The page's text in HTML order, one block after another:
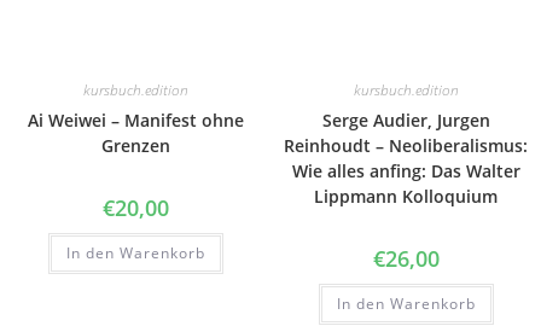
kursbuch.edition
Ai Weiwei – Manifest ohne
Grenzen
€20,00
In den Warenkorb
kursbuch.edition
Serge Audier, Jurgen
Reinhoudt – Neoliberalismus:
Wie alles anfing: Das Walter
Lippmann Kolloquium
€26,00
In den Warenkorb